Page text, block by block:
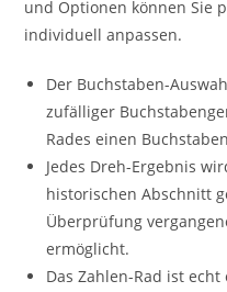
und Optionen können Sie
individuell anpassen.
Der Buchstaben-
zufälliger
Rades einen
Jedes Dreh-Ergebnis
historischen Abschnitt
Überprüfung
ermöglicht.
Das Zahlen-Rad ist